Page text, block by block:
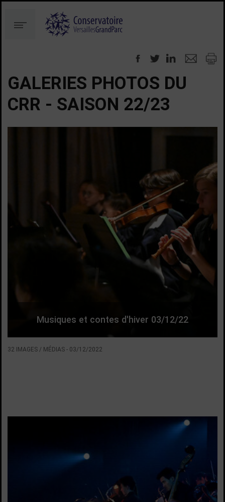
au
contenu
à
Menu
GALERIES PHOTOS DU
CRR - SAISON 22/23
32 IMAGES / MÉDIAS - 03/12/2022
Musiques et contes d'hiver 03/12/22